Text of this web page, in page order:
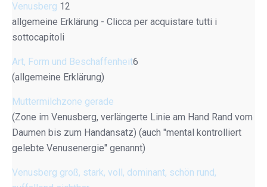
Venusberg 12
allgemeine Erklärung - Clicca per acquistare tutti i
sottocapitoli
Art, Form und Beschaffenheit6
(allgemeine Erklärung)
Muttermilchzone gerade
(Zone im Venusberg, verlängerte Linie am Hand Rand vom
Daumen bis zum Handansatz) (auch "mental kontrolliert
gelebte Venusenergie" genannt)
Venusberg groß, stark, voll, dominant, schön rund,